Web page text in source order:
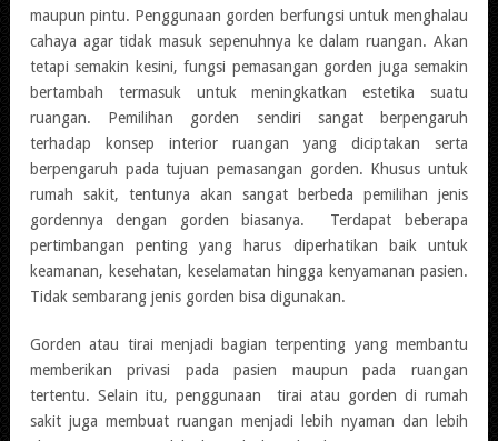
maupun pintu. Penggunaan gorden berfungsi untuk menghalau
cahaya agar tidak masuk sepenuhnya ke dalam ruangan. Akan
tetapi semakin kesini, fungsi pemasangan gorden juga semakin
bertambah termasuk untuk meningkatkan estetika suatu
ruangan. Pemilihan gorden sendiri sangat berpengaruh
terhadap konsep interior ruangan yang diciptakan serta
berpengaruh pada tujuan pemasangan gorden. Khusus untuk
rumah sakit, tentunya akan sangat berbeda pemilihan jenis
gordennya dengan gorden biasanya. Terdapat beberapa
pertimbangan penting yang harus diperhatikan baik untuk
keamanan, kesehatan, keselamatan hingga kenyamanan pasien.
Tidak sembarang jenis gorden bisa digunakan.
Gorden atau tirai menjadi bagian terpenting yang membantu
memberikan privasi pada pasien maupun pada ruangan
tertentu. Selain itu, penggunaan tirai atau gorden di rumah
sakit juga membuat ruangan menjadi lebih nyaman dan lebih